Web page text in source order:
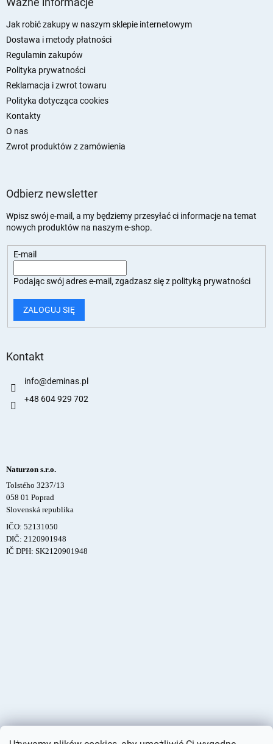
Jak robić zakupy w naszym sklepie internetowym
Dostawa i metody płatności
Regulamin zakupów
Polityka prywatności
Reklamacja i zwrot towaru
Polityka dotycząca cookies
Kontakty
O nas
Zwrot produktów z zamówienia
Odbierz newsletter
Wpisz swój e-mail, a my będziemy przesyłać ci informacje na temat
nowych produktów na naszym e-shop.
E-mail
Podając swój adres e-mail, zgadzasz się z polityką prywatności
ZALOGUJ SIĘ
Kontakt
info@deminas.pl
+48 604 929 702
Naturzon s.r.o.
Tolstého 3237/13
058 01 Poprad
Slovenská republika
IČO: 52131050
DIČ: 2120901948
IČ DPH: SK2120901948